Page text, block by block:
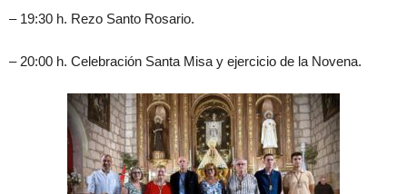
– 19:30 h. Rezo Santo Rosario.
– 20:00 h. Celebración Santa Misa y ejercicio de la Novena.